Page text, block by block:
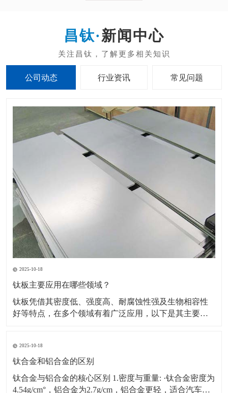
新闻中心
公司动态 行业资讯 常见问题
2025-10-18
钛板主要应用在哪些领域？
钛板凭借其密度低、强度高、耐腐蚀性强及生物相容性
好等特点，在多个领域有着广泛应用，以下是其主要应
机匣）、火箭壳体、航天设备结构件等。原因：轻量化
需求突出，可降低飞行器重量，提升燃油效率或载荷能
力。能耐受高
2025-10-18
钛合金和铝合金的区别
钛合金与铝合金的核心区别 1.密度与重量: ·钛合金密度为
4.54g/cm°，铝合金为2.7g/cm，铝合金更轻，适合汽车、